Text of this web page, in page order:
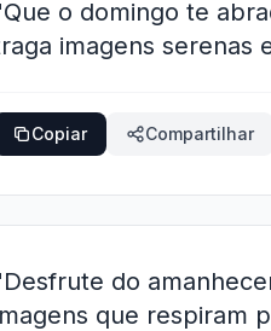
o domingo te
imagens serenas
Copiar Compartilhar
do
que respiram